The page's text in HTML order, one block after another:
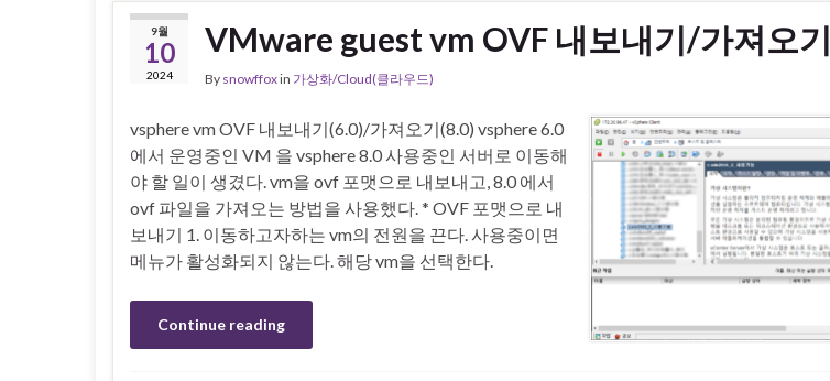
9월
10
2024
VMware guest vm OVF 내보내기/가져오기
By snowffoxin 가상화/Cloud(클라우드)
vsphere vm OVF 내보내기(6.0)/가져오기(8.0) vsphere 6.0
에서 운영중인 VM 을 vsphere 8.0 사용중인 서버로 이동해
야 할 일이 생겼다. vm을 ovf 포맷으로 내보내고, 8.0 에서
ovf 파일을 가져오는 방법을 사용했다. * OVF 포맷으로 내
보내기 1. 이동하고자하는 vm의 전원을 끈다. 사용중이면
메뉴가 활성화되지 않는다. 해당 vm을 선택한다.
Continue reading